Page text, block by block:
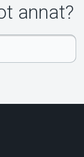
annat?